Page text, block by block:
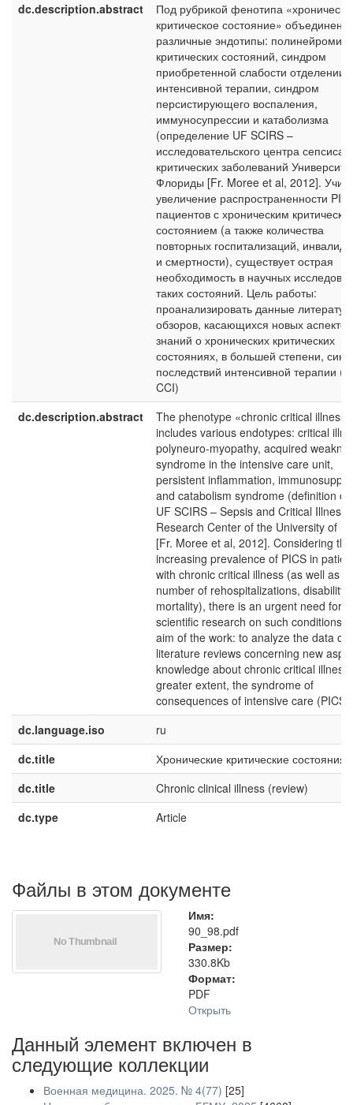
dc.description.abstract
Под рубрикой фенотипа
критическое состояние» объединены
различные эндотипы:
критических состояний, синдром
приобретенной слабости отделении
интенсивной терапии, синдром
персистирующего воспаления,
иммуносупрессии и катаболизма
(определение UF SCIRS –
исследовательского центра сепсиса и
критических заболеваний
Флориды [Fr. Moree et al, 2012].
увеличение распространенности
пациентов с хроническим
состоянием (а также количества
повторных госпитализаций,
и смертности), существует острая
необходимость в научных
таких состояний. Цель работы:
проанализировать данные
обзоров, касающихся новых аспектов
знаний о хронических критических
состояниях, в большей степени,
последствий интенсивной терапии
CCI)
dc.description.abstract
The phenotype «chronic critical illness»
includes various endotypes: critical
polyneuro-myopathy, acquired
syndrome in the intensive care unit,
persistent inflammation,
and catabolism syndrome (definition of
UF SCIRS – Sepsis and Critical Illness
Research Center of the University of
[Fr. Moree et al, 2012]. Considering the
increasing prevalence of PICS in
with chronic critical illness (as well as
number of rehospitalizations, disability
mortality), there is an urgent need for
scientific research on such conditions.
aim of the work: to analyze the data of
literature reviews concerning new
knowledge about chronic critical
greater extent, the syndrome of
consequences of intensive care (PICS-
dc.language.iso
ru
dc.title
Хронические критические состояния
dc.title
Chronic clinical illness (review)
dc.type
Article
Файлы в этом документе
Имя:
90_98.pdf
Размер:
330.8Kb
Формат:
PDF
Открыть
Данный элемент включен в
следующие коллекции
Военная медицина. 2025. № 4(77) [25]